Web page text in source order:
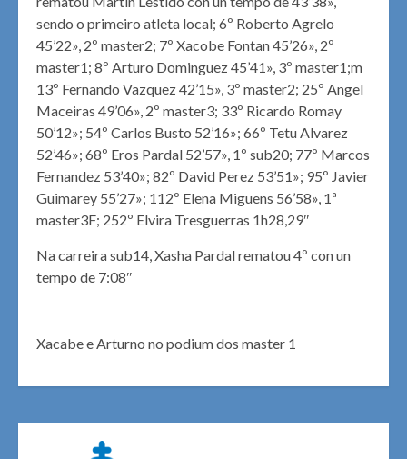
sendo o primeiro atleta local; 6º Roberto Agrelo
45’22», 2º master2; 7º Xacobe Fontan 45’26», 2º
master1; 8º Arturo Dominguez 45’41», 3º master1;m
13º Fernando Vazquez 42’15», 3º master2; 25º Angel
Maceiras 49’06», 2º master3; 33º Ricardo Romay
50’12»; 54º Carlos Busto 52’16»; 66º Tetu Alvarez
52’46»; 68º Eros Pardal 52’57», 1º sub20; 77º Marcos
Fernandez 53’40»; 82º David Perez 53’51»; 95º Javier
Guimarey 55’27»; 112º Elena Miguens 56’58», 1ª
master3F; 252º Elvira Tresguerras 1h28,29″
Na carreira sub14, Xasha Pardal rematou 4º con un
tempo de 7:08″
Xacabe e Arturno no podium dos master 1